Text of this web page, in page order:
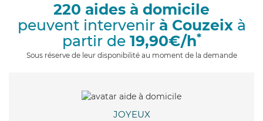
220 aides à domicile
peuvent intervenir à Couzeixà
partir de 19,90€/h*
Sous réserve de leur disponibilité au moment de la demande
JOYEUX